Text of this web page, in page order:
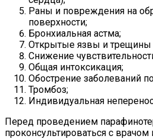
Раны и повреждения на
поверхности;
Бронхиальная астма;
Открытые язвы и трещины
Снижение
Общая интоксикация;
Обострение заболеваний
Тромбоз;
Индивидуальная
Перед проведением
проконсультироваться с врачом